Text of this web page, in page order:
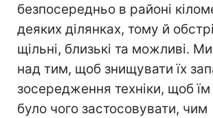
безпосередньо в районі
деяких ділянках, тому й
щільні, близькі та можливі.
над тим, щоб знищувати їх
зосередження техніки, щоб
було чого застосовувати, чим